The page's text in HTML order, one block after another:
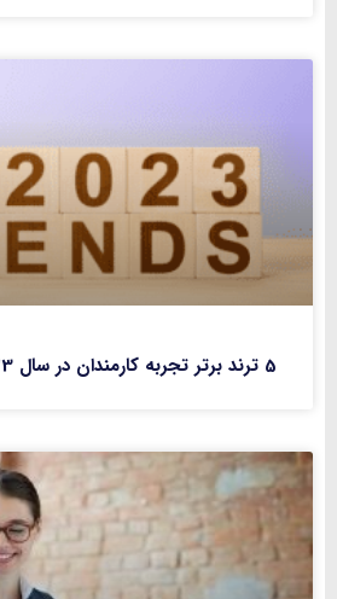
5 ترند برتر تجربه کارمندان در سال 2023